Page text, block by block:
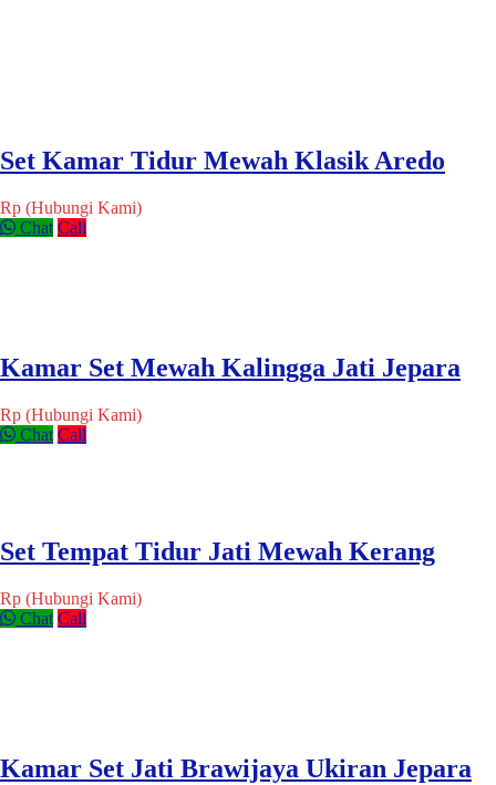
Set Kamar Tidur Mewah Klasik Aredo
Rp (Hubungi Kami)
Chat Call
Kamar Set Mewah Kalingga Jati Jepara
Rp (Hubungi Kami)
Chat Call
Set Tempat Tidur Jati Mewah Kerang
Rp (Hubungi Kami)
Chat Call
Kamar Set Jati Brawijaya Ukiran Jepara